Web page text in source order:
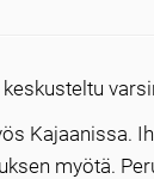
Kajaanissa.
myötä.